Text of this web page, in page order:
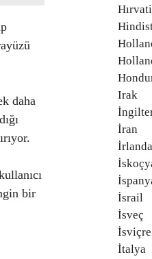
daha
bir
Irak
İran
İrlanda
İsrail
İsveç
İsviçre
İtalya